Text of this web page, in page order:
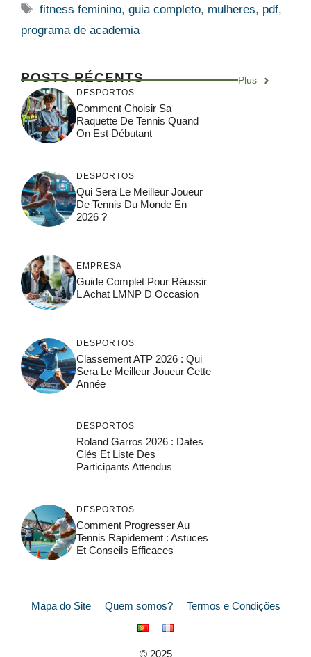
Etiquetas
fitness feminino,guia completo, mulheres, pdf,
programa de academia
POSTS RÉCENTS Plus
DESPORTOS
Comment Choisir Sa
Raquette De Tennis Quand
On Est Débutant
DESPORTOS
Qui Sera Le Meilleur Joueur
De Tennis Du Monde En
2026 ?
EMPRESA
Guide Complet Pour Réussir
L Achat LMNP D Occasion
DESPORTOS
Classement ATP 2026 : Qui
Sera Le Meilleur Joueur Cette
Année
DESPORTOS
Roland Garros 2026 : Dates
Clés Et Liste Des
Participants Attendus
DESPORTOS
Comment Progresser Au
Tennis Rapidement : Astuces
Et Conseils Efficaces
Mapa do Site Quem somos? Termos e Condições
© 2025